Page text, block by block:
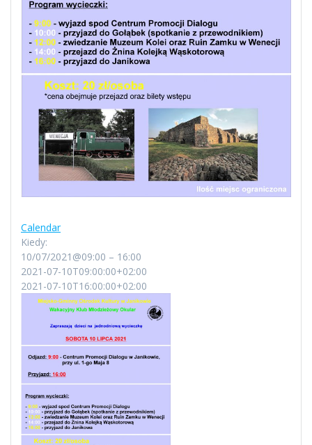
Calendar
Kiedy:
10/07/2021@09:00 – 16:00
2021-07-10T09:00:00+02:00
2021-07-10T16:00:00+02:00